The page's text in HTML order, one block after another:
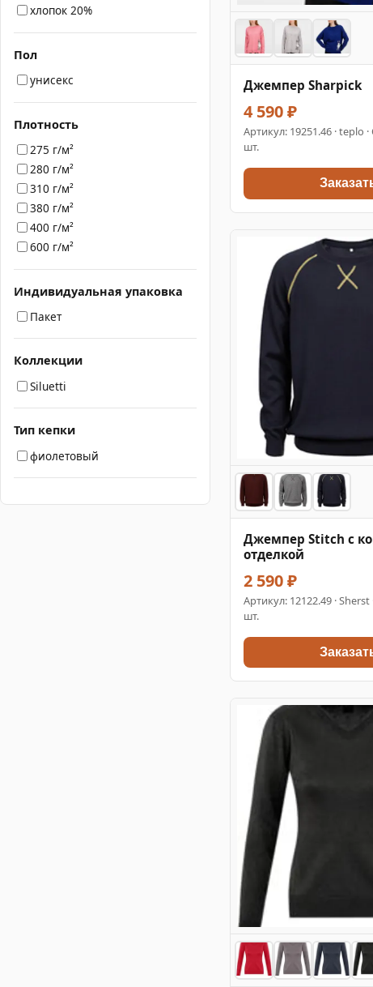
хлопок 20%
Пол
унисекс
Плотность
275 г/м²
280 г/м²
310 г/м²
380 г/м²
400 г/м²
600 г/м²
Индивидуальная упаковка
Пакет
Коллекции
Siluetti
Тип кепки
фиолетовый
Джемпер Sharpick
4 590 ₽
Артикул: 19251.46 · teplo
шт.
Джемпер Stitch с
отделкой
2 590 ₽
Артикул: 12122.49 ·
шт.